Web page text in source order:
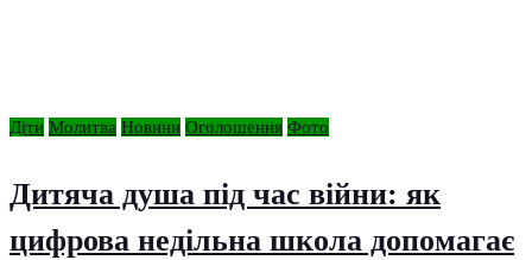
Діти Молитва Новини Оголошення Фото
Дитяча душа під час війни: як
цифрова недільна школа допомагає